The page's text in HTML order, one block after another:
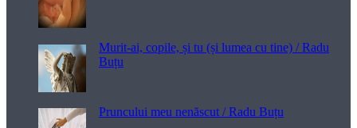
Murit-ai, copile, și tu (și lumea cu tine) / Radu
Buțu
Pruncului meu nenăscut / Radu Buțu